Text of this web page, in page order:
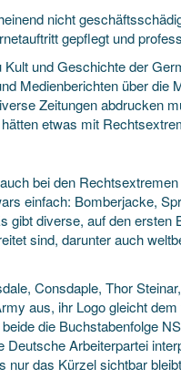
nicht
gepflegt und
und Geschichte der
Medienberichten über die
Zeitungen abdrucken
etwas mit
bei den
einfach: Bomberjacke,
gibt diverse, auf den ersten
sind, darunter auch
Consdaple, Thor
aus, ihr Logo gleicht
die Buchstabenfolge
Arbeiterpartei
nur das Kürzel sichtbar